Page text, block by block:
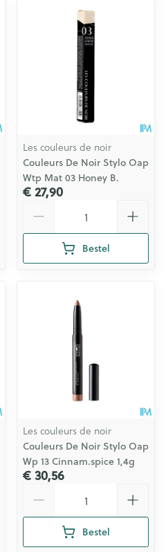
Les couleurs de noir
Couleurs De Noir Stylo Oap
Wtp Mat 03 Honey B.
€ 27,90
Bestel
Les couleurs de noir
Couleurs De Noir Stylo Oap
Wp 13 Cinnam.spice 1,4g
€ 30,56
Bestel